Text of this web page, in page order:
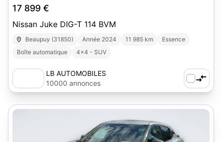
17 899 €
Nissan Juke DIG-T 114 BVM
Beaupuy (31850) Année 2024 11 985 km
Essence
Boîte automatique
4x4 - SUV
LB AUTOMOBILES
10000 annonces